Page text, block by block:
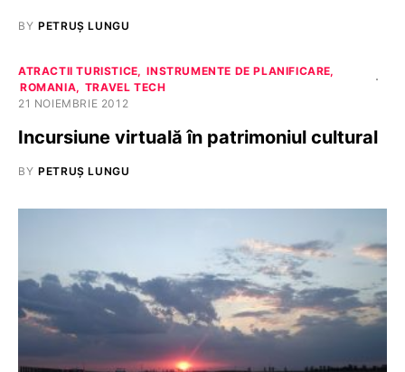
BY PETRUȘ LUNGU
ATRACTII TURISTICE
INSTRUMENTE DE PLANIFICARE
ROMANIA
TRAVEL TECH
21 NOIEMBRIE 2012
Incursiune virtuală în patrimoniul cultural
BY PETRUȘ LUNGU